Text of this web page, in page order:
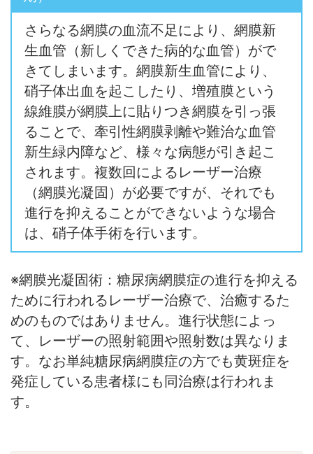
さらなる網膜の血流不足により、網膜新
生血管（新しくできた病的な血管）がで
きてしまいます。網膜新生血管により、
硝子体出血を起こしたり、増殖膜という
線維膜が網膜上に貼りつき網膜を引っ張
ることで、牽引性網膜剥離や難治な血管
新生緑内障など、様々な病態が引き起こ
されます。複数回によるレーザー治療
（網膜光凝固）が必要ですが、それでも
進行を抑えることができないような場合
は、硝子体手術を行います。
※網膜光凝固術：糖尿病網膜症の進行を抑える
ために行われるレーザー治療で、治癒するた
めのものではありません。進行状態によっ
て、レーザーの照射範囲や照射数は異なりま
す。なお単純糖尿病網膜症の方でも黄斑症を
発症している患者様にも同治療は行われま
す。